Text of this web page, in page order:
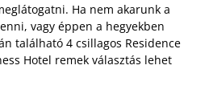
Ha nem akarunk a
vagy éppen a hegyekben
található 4 csillagos Residence
Hotel remek választás lehet